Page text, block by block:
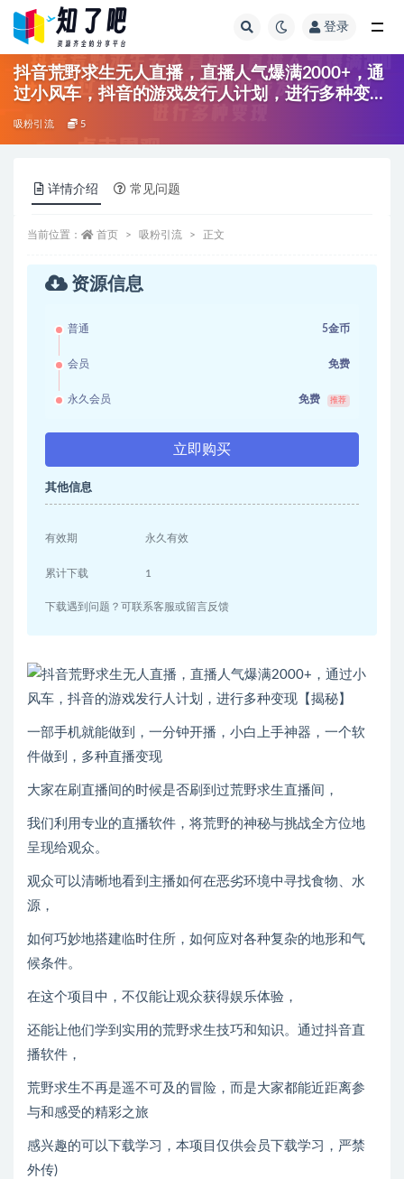
登录
抖音荒野求生无人直播，直播人气爆满2000+，通
过小风车，抖音的游戏发行人计划，进行多种变现
【揭秘】
吸粉引流 5
详情介绍 常见问题
当前位置： 首页 吸粉引流 正文
资源信息
普通 5金币
会员 免费
永久会员 免费 推荐
立即购买
其他信息
有效期 永久有效
累计下载 1
下载遇到问题？可联系客服或留言反馈
一部手机就能做到，一分钟开播，小白上手神器，一个软
件做到，多种直播变现
大家在刷直播间的时候是否刷到过荒野求生直播间，
我们利用专业的直播软件，将荒野的神秘与挑战全方位地
呈现给观众。
观众可以清晰地看到主播如何在恶劣环境中寻找食物、水
源，
如何巧妙地搭建临时住所，如何应对各种复杂的地形和气
候条件。
在这个项目中，不仅能让观众获得娱乐体验，
还能让他们学到实用的荒野求生技巧和知识。通过抖音直
播软件，
荒野求生不再是遥不可及的冒险，而是大家都能近距离参
与和感受的精彩之旅
感兴趣的可以下载学习，本项目仅供会员下载学习，严禁
外传)
全部